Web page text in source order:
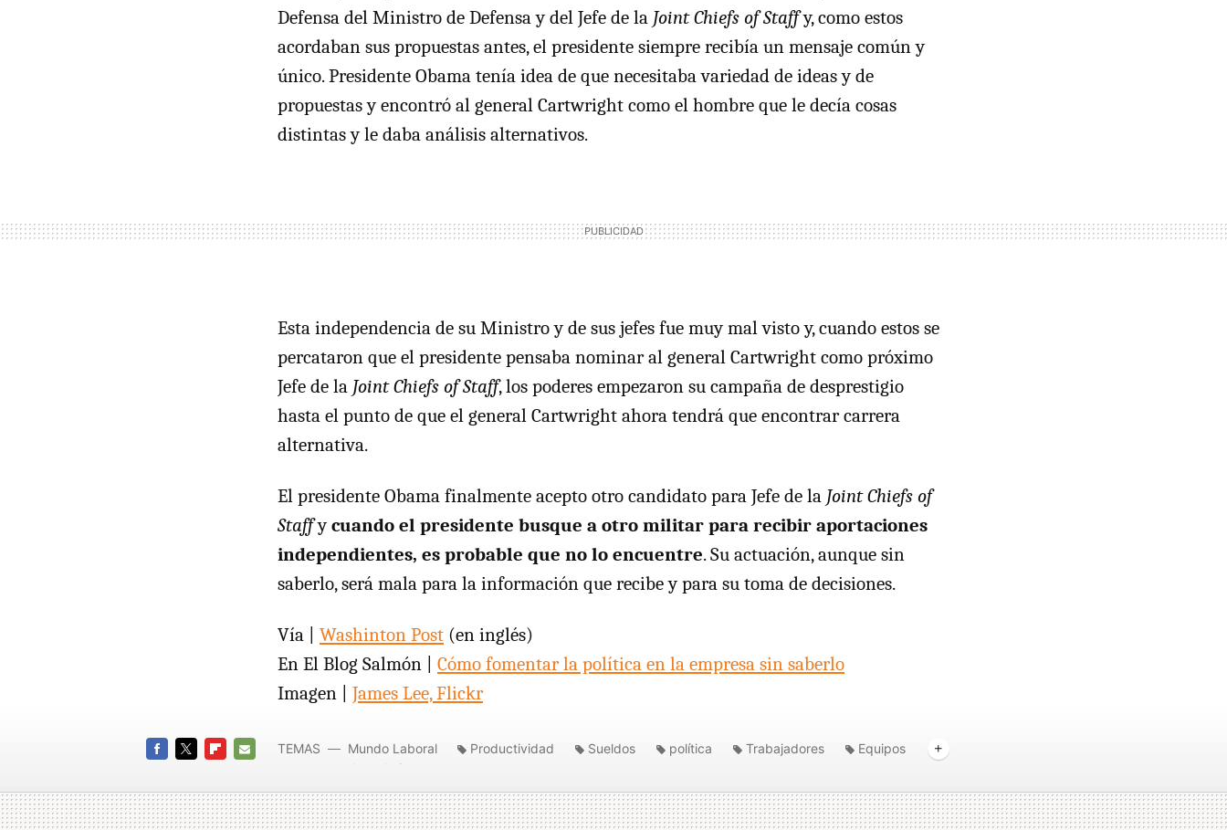
Defensa del Ministro de Defensa y del Jefe de la Joint Chiefs of Staffy, como estos
acordaban sus propuestas antes, el presidente siempre recibía un mensaje común y
único. Presidente Obama tenía idea de que necesitaba variedad de ideas y de
propuestas y encontró al general Cartwright como el hombre que le decía cosas
distintas y le daba análisis alternativos.
Esta independencia de su Ministro y de sus jefes fue muy mal visto y, cuando estos se
percataron que el presidente pensaba nominar al general Cartwright como próximo
Jefe de la Joint Chiefs of Staff, los poderes empezaron su campaña de desprestigio
hasta el punto de que el general Cartwright ahora tendrá que encontrar carrera
alternativa.
El presidente Obama finalmente acepto otro candidato para Jefe de la Joint Chiefs of
Staffycuando el presidente busque a otro militar para recibir aportaciones
independientes, es probable que no lo encuentre. Su actuación, aunque sin
saberlo, será mala para la información que recibe y para su toma de decisiones.
Vía | Washinton Post (en inglés)
En El Blog Salmón | Cómo fomentar la política en la empresa sin saberlo
Imagen | James Lee, Flickr
MAIL
TEMAS Mundo Laboral Productividad Sueldos política Trabajadores
Equipos
de trabajo